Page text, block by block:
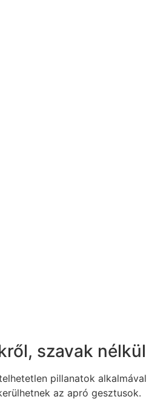
szavak nélkül
pillanatok alkalmával
az apró gesztusok.